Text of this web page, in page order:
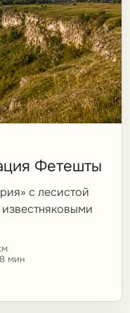
Фетешты
с лесистой
мин